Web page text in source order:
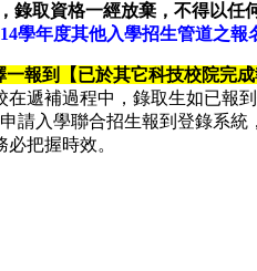
錄取資格一經放棄，不得以任
學年度其他入學招生管道之報
報到【已於其它科技校院完
在遞補過程中，錄取生如已報
請入學聯合招生報到登錄系統
把握時效。